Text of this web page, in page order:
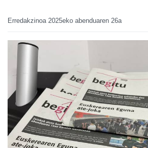
Erredakzinoa 2025eko abenduaren 26a